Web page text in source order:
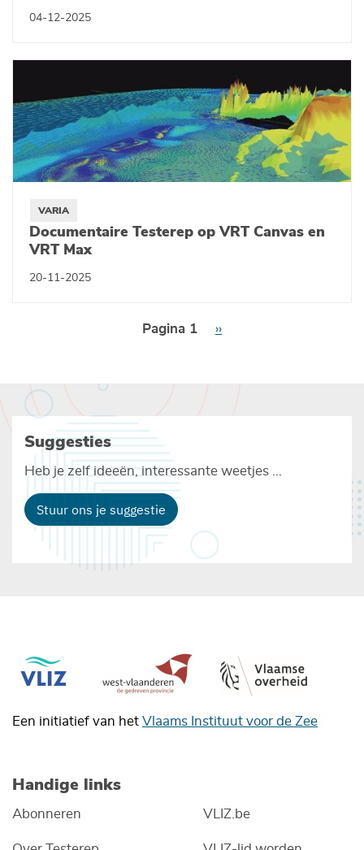
04-12-2025
VARIA
Documentaire Testerep op VRT Canvas en
VRT Max
20-11-2025
Pagina 1
Volgende
››
Suggesties
Heb je zelf ideeën, interessante weetjes ...
Stuur ons je suggestie
Een initiatief van het Vlaams Instituut voor de Zee
Handige links
Abonneren VLIZ.be